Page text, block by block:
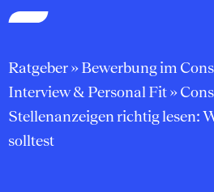
Ratgeber»Bewerbung im
Interview & Personal Fit»
Stellenanzeigen richtig lesen:
solltest